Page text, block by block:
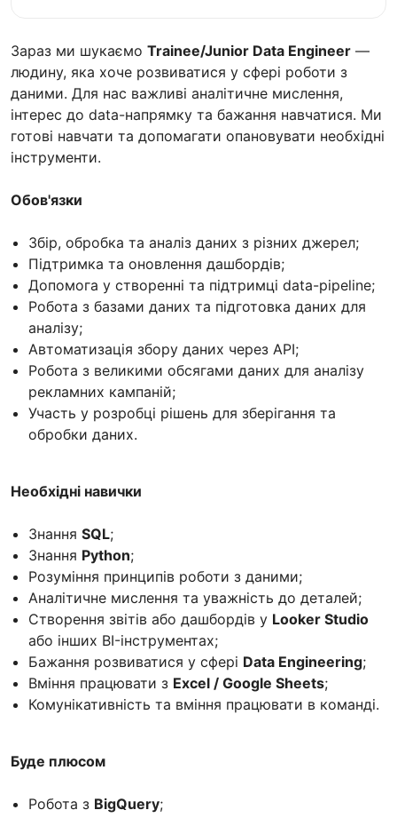
Зараз ми шукаємо Trainee/Junior Data Engineer —
людину, яка хоче розвиватися у сфері роботи з
даними. Для нас важливі аналітичне мислення,
інтерес до data-напрямку та бажання навчатися. Ми
готові навчати та допомагати опановувати необхідні
інструменти.
Обов'язки
Збір, обробка та аналіз даних з різних джерел;
Підтримка та оновлення дашбордів;
Допомога у створенні та підтримці data-pipeline;
Робота з базами даних та підготовка даних для
аналізу;
Автоматизація збору даних через API;
Робота з великими обсягами даних для аналізу
рекламних кампаній;
Участь у розробці рішень для зберігання та
обробки даних.
Необхідні навички
Знання SQL;
Знання Python;
Розуміння принципів роботи з даними;
Аналітичне мислення та уважність до деталей;
Створення звітів або дашбордів у Looker Studio
або інших BI-інструментах;
Бажання розвиватися у сфері Data Engineering;
Вміння працювати з Excel / Google Sheets;
Комунікативність та вміння працювати в команді.
Буде плюсом
Робота з BigQuery;